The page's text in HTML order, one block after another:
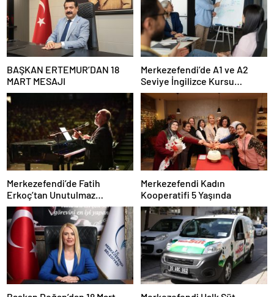
BAŞKAN ERTEMUR’DAN 18
MART MESAJI
Merkezefendi’de A1 ve A2
Seviye İngilizce Kursu
Başvuruları Başladı
Merkezefendi’de Fatih
Erkoç’tan Unutulmaz
Ramazan Konseri
Merkezefendi Kadın
Kooperatifi 5 Yaşında